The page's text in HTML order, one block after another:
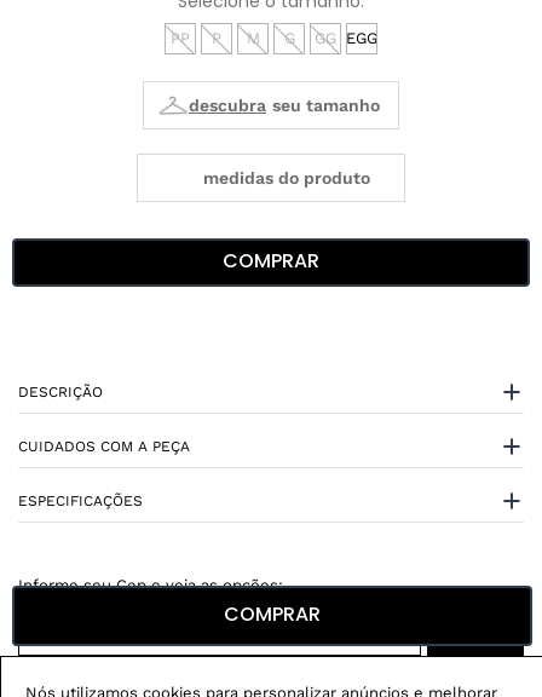
Nós utilizamos cookies para personalizar anúncios e melhorar
PP P M G GG EGG
medidas do produto
COMPRAR
DESCRIÇÃO
CUIDADOS COM A PEÇA
ESPECIFICAÇÕES
COMPRAR